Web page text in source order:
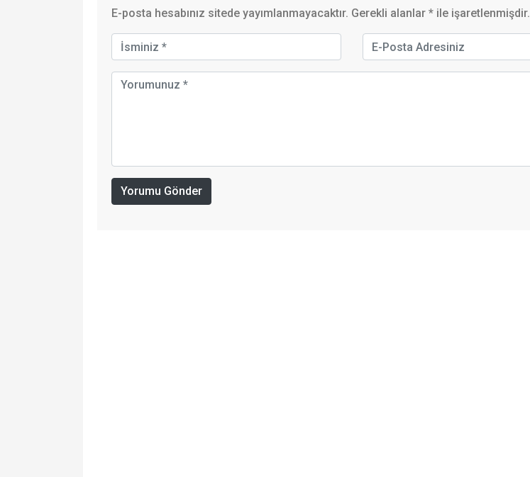
E-posta hesabınız sitede yayımlanmayacaktır. Gerekli alanlar * ile işaretlenmişdir.
Yorumu Gönder